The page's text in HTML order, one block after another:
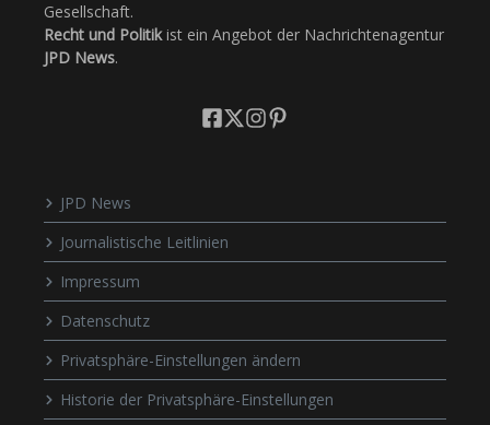
Gesellschaft.
Recht und Politikist ein Angebot der Nachrichtenagentur
JPD News.
JPD News
Journalistische Leitlinien
Impressum
Datenschutz
Privatsphäre-Einstellungen ändern
Historie der Privatsphäre-Einstellungen